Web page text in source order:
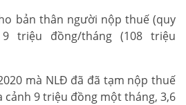
bản thân người nộp thuế (quy
triệu đồng/tháng (108 triệu
mà NLĐ đã đã tạm nộp thuế
9 triệu đồng một tháng, 3,6